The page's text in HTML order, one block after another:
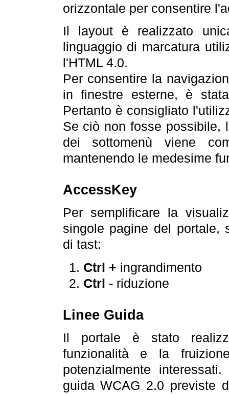
orizzontale per consentire
Il layout è realizzato
linguaggio di marcatura
l'HTML 4.0.
Per consentire la
in finestre esterne, è
Pertanto è consigliato
Se ciò non fosse possibile,
dei sottomenù viene
mantenendo le medesime
AccessKey
Per semplificare la
singole pagine del portale,
di tast:
Ctrl + ingrandimento
Ctrl -riduzione
Linee Guida
Il portale è stato
funzionalità e la
potenzialmente
guida WCAG 2.0 previste